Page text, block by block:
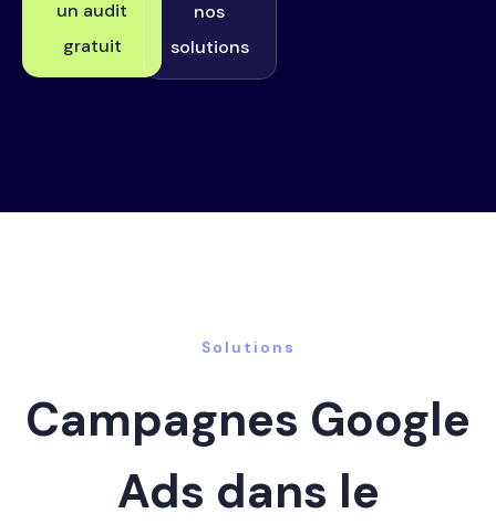
un audit
gratuit
nos
solutions
Solutions
Campagnes Google
Ads dans le